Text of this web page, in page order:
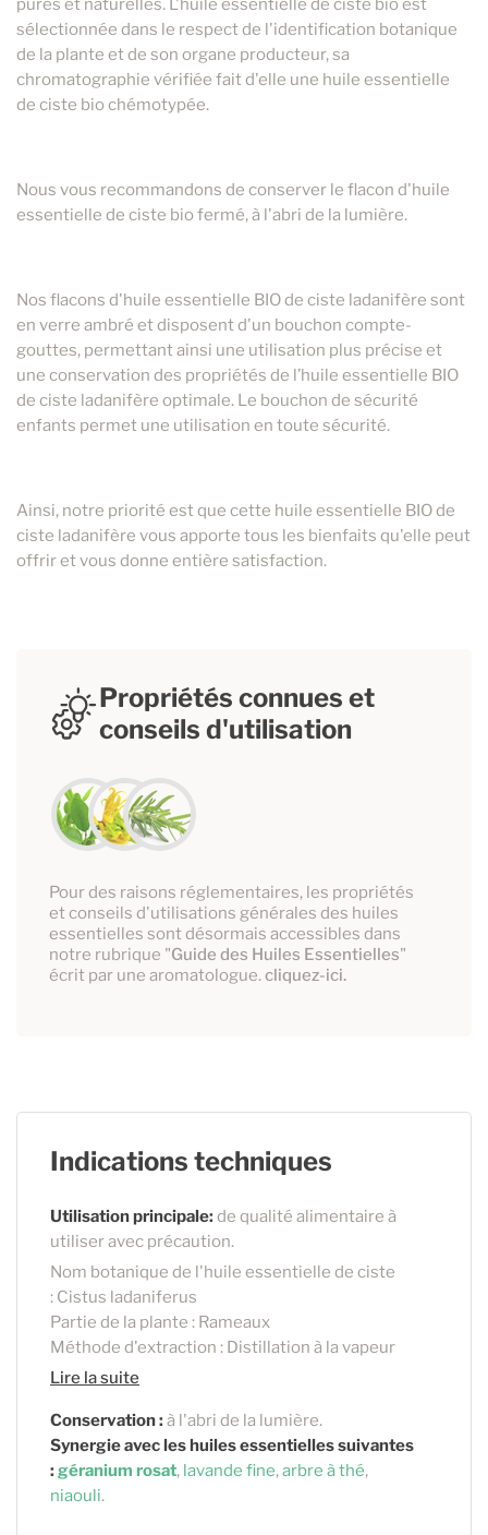
pures et naturelles. L'huile essentielle de ciste bio est
sélectionnée dans le respect de l'identification botanique
de la plante et de son organe producteur, sa
chromatographie vérifiée fait d'elle une huile essentielle
de ciste bio chémotypée.
Nous vous recommandons de conserver le flacon d'huile
essentielle de ciste bio fermé, à l'abri de la lumière.
Nos flacons d'huile essentielle BIO de ciste ladanifère sont
en verre ambré et disposent d'un bouchon compte-
gouttes, permettant ainsi une utilisation plus précise et
une conservation des propriétés de l’huile essentielle BIO
de ciste ladanifère optimale. Le bouchon de sécurité
enfants permet une utilisation en toute sécurité.
Ainsi, notre priorité est que cette huile essentielle BIO de
ciste ladanifère vous apporte tous les bienfaits qu'elle peut
offrir et vous donne entière satisfaction.
Propriétés connues et
conseils d'utilisation
Pour des raisons réglementaires, les propriétés
et conseils d'utilisations générales des huiles
essentielles sont désormais accessibles dans
notre rubrique "Guide des Huiles Essentielles"
écrit par une aromatologue.cliquez-ici.
Indications techniques
Utilisation principale:de qualité alimentaire à
utiliser avec précaution.
Nom botanique de l'huile essentielle de ciste
: Cistus ladaniferus
Partie de la plante : Rameaux
Méthode d'extraction : Distillation à la vapeur
Lire la suite
Conservation :à l'abri de la lumière.
Synergie avec les huiles essentielles suivantes
:géranium rosat, lavande fine,arbre à thé,
niaouli.